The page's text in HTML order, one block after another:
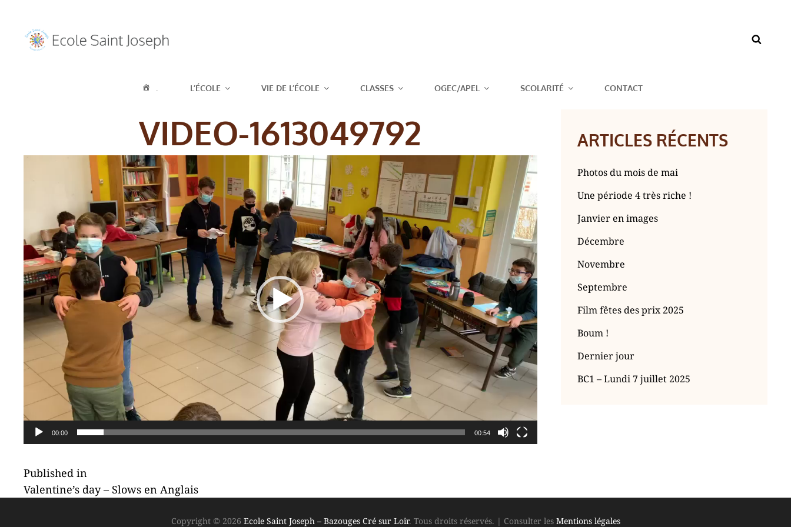
ECOLE SAINT JOSEPH – BAZOUGES CRÉ
SUR LOIR
L’ÉCOLE VIE DE L’ÉCOLE CLASSES OGEC/APEL SCOLARITÉ CONTACT
VIDEO-1613049792
00:00 00:54
NAVIGATION
DE
Published in
Valentine’s day – Slows en Anglais
ARTICLES RÉCENTS
Photos du mois de mai
Une période 4 très riche !
Janvier en images
Décembre
Novembre
Septembre
Film fêtes des prix 2025
Boum !
Dernier jour
BC1 – Lundi 7 juillet 2025
Copyright © 2026 Ecole Saint Joseph – Bazouges Cré sur Loir. Tous droits réservés. | Consulter les Mentions légales